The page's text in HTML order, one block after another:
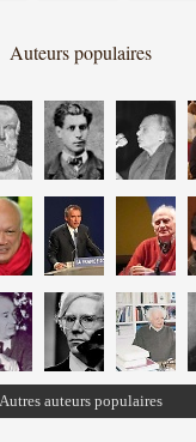
Auteurs populaires
Autres auteurs populaires